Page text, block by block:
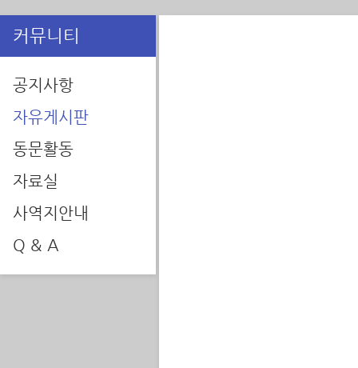
커뮤니티
공지사항
자유게시판
동문활동
자료실
사역지안내
Q & A